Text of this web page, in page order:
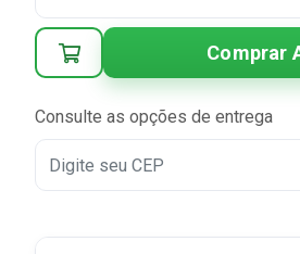
3x
4x
Comprar
Consulte as opções de entrega